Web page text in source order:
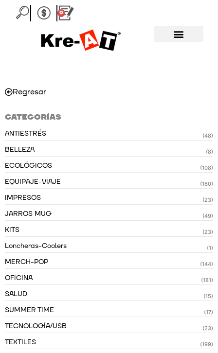
0
Carrito
Regresar
CATEGORÍAS
ANTIESTRÉS (48)
BELLEZA (8)
ECOLÓGICOS (108)
EQUIPAJE-VIAJE (160)
IMPRESOS (23)
JARROS MUG (49)
KITS (23)
Loncheras-Coolers (1)
MERCH-POP (144)
OFICINA (181)
SALUD (15)
SUMMER TIME (17)
TECNOLOGÍA/USB (23)
TEXTILES (199)